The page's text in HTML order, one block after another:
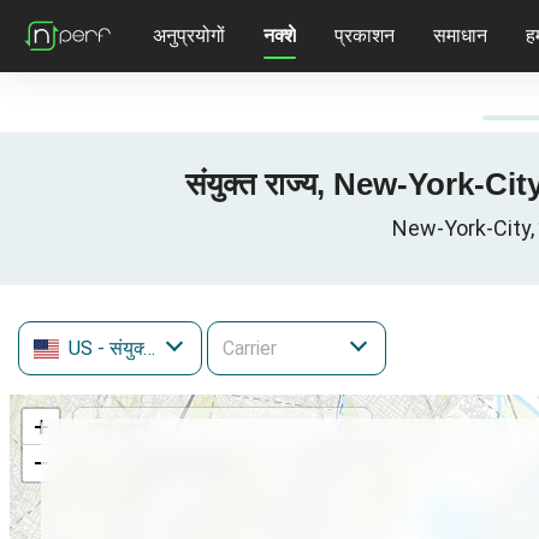
अनुप्रयोगों नक्शे प्रकाशन समाधान
संयुक्त राज्य, New-York-
New-York-City,
US - संयुक्त राज्य
+
−